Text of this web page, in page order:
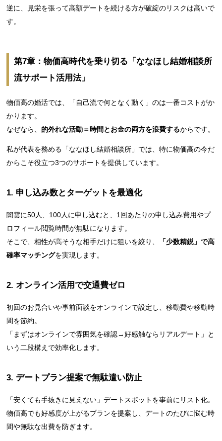
逆に、見栄を張って高額デートを続ける方が破綻のリスクは高いで
す。
第7章：物価高時代を乗り切る「ななほし結婚相談所
流サポート活用法」
物価高の婚活では、「自己流で何となく動く」のは一番コストがか
かります。
なぜなら、 的外れな活動＝時間とお金の両方を浪費するからです。
私が代表を務める「ななほし結婚相談所」では、特に物価高の今だ
からこそ役立つ3つのサポートを提供しています。
1. 申し込み数とターゲットを最適化
闇雲に50人、100人に申し込むと、1回あたりの申し込み費用やプ
ロフィール閲覧時間が無駄になります。
そこで、相性が高そうな相手だけに狙いを絞り、
「少数精鋭」で高
確率マッチングを実現します。
2. オンライン活用で交通費ゼロ
初回のお見合いや事前面談をオンラインで設定し、移動費や移動時
間を節約。
「まずはオンラインで雰囲気を確認→好感触ならリアルデート」と
いう二段構えで効率化します。
3. デートプラン提案で無駄遣い防止
「安くても手抜きに見えない」デートスポットを事前にリスト化。
物価高でも好感度が上がるプランを提案し、デートのたびに悩む時
間や無駄な出費を防ぎます。